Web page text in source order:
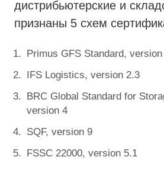
дистрибьютерские и
признаны 5 схем
Primus GFS Standard,
IFS Logistics, version 2.3
BRC Global Standard for
version 4
SQF, version 9
FSSC 22000, version 5.1